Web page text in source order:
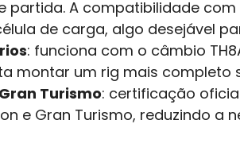
A compatibilidade
de carga, algo desejável
: funciona com o câmbio
montar um rig mais completo
Turismo: certificação
e Gran Turismo, reduzindo a